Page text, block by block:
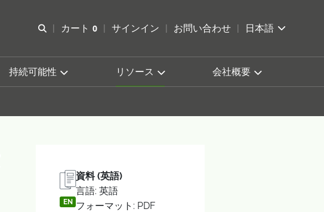
検索を開く
カート 0
カートを確認する
サインイン お問い合わせ 日本語
持続可能性 リソース 会社概要
EN
資料 (英語)
言語: 英語
フォーマット: PDF